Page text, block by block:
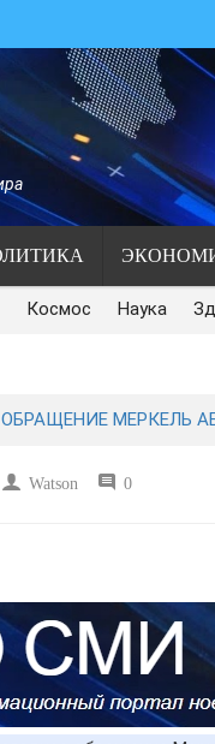
Космос Наука
МЕРКЕЛЬ
Watson 0